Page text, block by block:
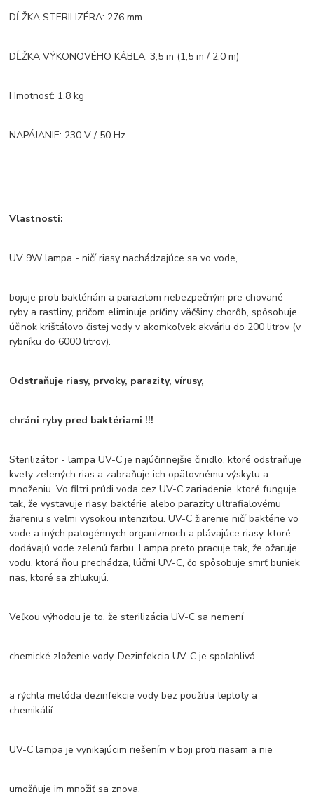
DĹŽKA STERILIZÉRA: 276 mm
DĹŽKA VÝKONOVÉHO KÁBLA: 3,5 m (1,5 m / 2,0 m)
Hmotnosť: 1,8 kg
NAPÁJANIE: 230 V / 50 Hz
Vlastnosti:
UV 9W lampa - ničí riasy nachádzajúce sa vo vode,
bojuje proti baktériám a parazitom nebezpečným pre chované
ryby a rastliny, pričom eliminuje príčiny väčšiny chorôb, spôsobuje
účinok krištáľovo čistej vody v akomkoľvek akváriu do 200 litrov (v
rybníku do 6000 litrov).
Odstraňuje riasy, prvoky, parazity, vírusy,
chráni ryby pred baktériami !!!
Sterilizátor - lampa UV-C je najúčinnejšie činidlo, ktoré odstraňuje
kvety zelených rias a zabraňuje ich opätovnému výskytu a
množeniu. Vo filtri prúdi voda cez UV-C zariadenie, ktoré funguje
tak, že vystavuje riasy, baktérie alebo parazity ultrafialovému
žiareniu s veľmi vysokou intenzitou. UV-C žiarenie ničí baktérie vo
vode a iných patogénnych organizmoch a plávajúce riasy, ktoré
dodávajú vode zelenú farbu. Lampa preto pracuje tak, že ožaruje
vodu, ktorá ňou prechádza, lúčmi UV-C, čo spôsobuje smrť buniek
rias, ktoré sa zhlukujú.
Veľkou výhodou je to, že sterilizácia UV-C sa nemení
chemické zloženie vody. Dezinfekcia UV-C je spoľahlivá
a rýchla metóda dezinfekcie vody bez použitia teploty a
chemikálií.
UV-C lampa je vynikajúcim riešením v boji proti riasam a nie
umožňuje im množiť sa znova.